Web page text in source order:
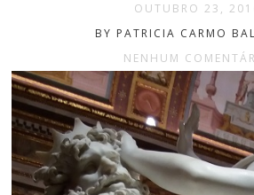
OUTUBRO 23,
BY PATRICIA CARMO
NENHUM